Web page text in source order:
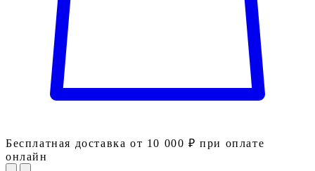
Бесплатная доставка от 10 000 ₽ при оплате
онлайн